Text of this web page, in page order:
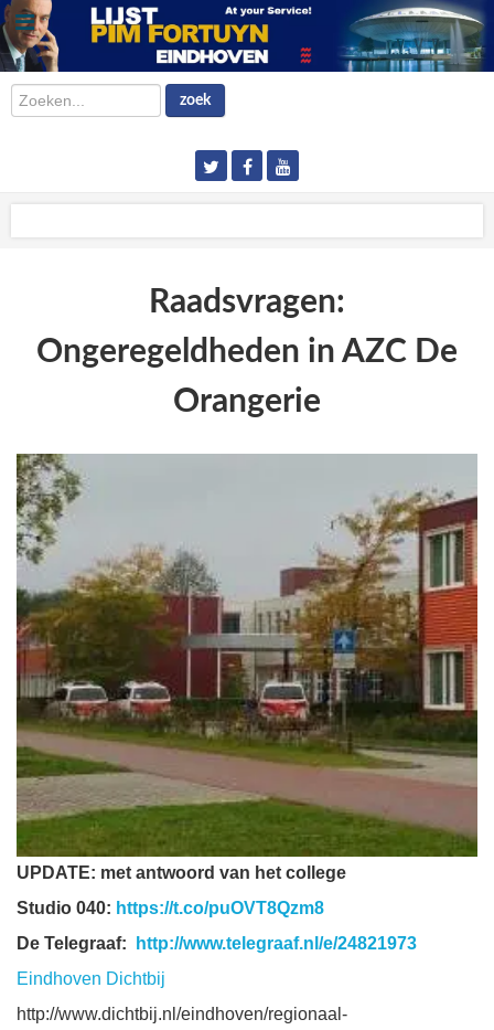
Zoeken... zoek
Raadsvragen:
Ongeregeldheden in AZC De
Orangerie
UPDATE: met antwoord van het college
Studio 040: https://t.co/puOVT8Qzm8
De Telegraaf:
http://www.telegraaf.nl/e/24821973
Eindhoven Dichtbij
http://www.dichtbij.nl/eindhoven/regionaal-